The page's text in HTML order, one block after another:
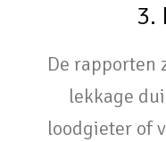
3.
De rapporten
lekkage
loodgieter of